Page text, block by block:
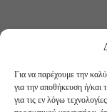
Για να παρέχουμε την
για την αποθήκευση ή/
για τις εν λόγω